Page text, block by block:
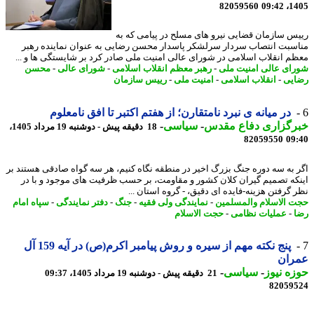
82059560
سازمان قضایی نیرو های مسلح در پیامی که به
انتصاب سردار سرلشکر پاسدار محسن رضایی به عنوان نماینده رهبر
انقلاب اسلامی در شورای عالی امنیت ملی صادر کرد بر شایستگی ها و ...
عالی امنیت ملی -رهبر معظم انقلاب اسلامی-شورای عالی-محسن
-انقلاب اسلامی-امنیت ملی -رییس سازمان
در میانه ی نبرد نامتقارن؛ از هفتم اکتبر تا افق نامعلوم
دفاع مقدس-سیاسی-
18 دقیقه پیش - دوشنبه 19 مرداد 1405،
82059550
به سه دوره جنگ بزرگ اخیر در منطقه نگاه کنیم، هر سه گواه صادقی هستند بر
تصمیم گیران کلان کشور و مقاومت، بر حسب ظرفیت های موجود و با در
گرفتن هزینه-فایده ای دقیق، - گروه استان ...
الاسلام والمسلمین-نمایندگی ولی فقیه -جنگ -دفتر نمایندگی-سپاه امام
-عملیات نظامی-حجت الاسلام
پنج نکته مهم از سیره و روش پیامبر اکرم(ص) در آیه 159 آل
نیوز-سیاسی-21 دقیقه پیش - دوشنبه 19 مرداد 1405، 09:37